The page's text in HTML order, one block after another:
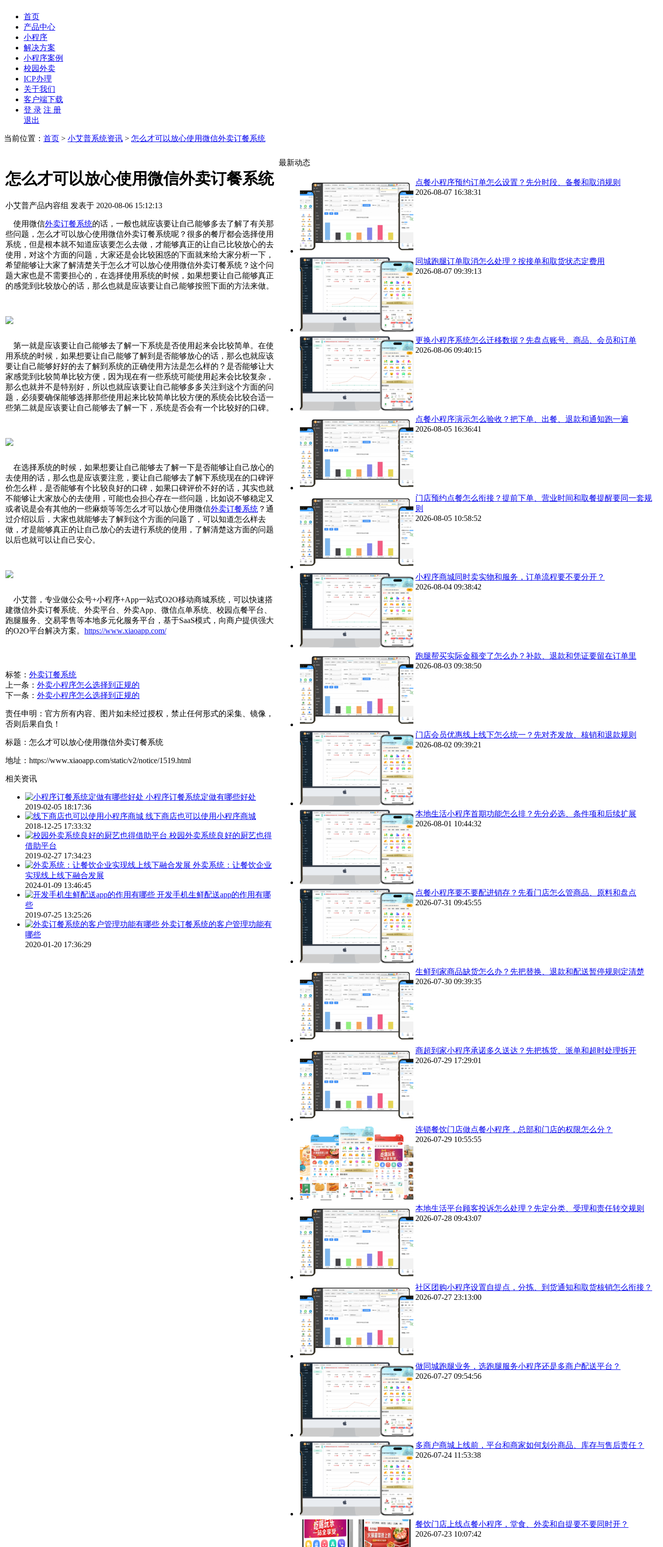
首页
产品中心
小程序
解决方案
小程序案例
校园外卖
ICP办理
关于我们
客户端下载
登 录 注 册
退出
当前位置： 首页 > 小艾普系统资讯 > 怎么才可以放心使用微信外卖订餐系统
怎么才可以放心使用微信外卖订餐系统
小艾普产品内容组 发表于 2020-08-06 15:12:13
使用微信外卖订餐系统的话，一般也就应该要让自己能够多去了解了有关那
些问题，怎么才可以放心使用微信外卖订餐系统呢？很多的餐厅都会选择使用
系统，但是根本就不知道应该要怎么去做，才能够真正的让自己比较放心的去
使用，对这个方面的问题，大家还是会比较困惑的下面就来给大家分析一下，
希望能够让大家了解清楚关于怎么才可以放心使用微信外卖订餐系统？这个问
题大家也是不需要担心的，在选择使用系统的时候，如果想要让自己能够真正
的感觉到比较放心的话，那么也就是应该要让自己能够按照下面的方法来做。
第一就是应该要让自己能够去了解一下系统是否使用起来会比较简单。在使
用系统的时候，如果想要让自己能够了解到是否能够放心的话，那么也就应该
要让自己能够好好的去了解到系统的正确使用方法是怎么样的？是否能够让大
家感觉到比较简单比较方便，因为现在有一些系统可能使用起来会比较复杂，
那么也就并不是特别好，所以也就应该要让自己能够多多关注到这个方面的问
题，必须要确保能够选择那些使用起来比较简单比较方便的系统会比较合适一
些第二就是应该要让自己能够去了解一下，系统是否会有一个比较好的口碑。
在选择系统的时候，如果想要让自己能够去了解一下是否能够让自己放心的
去使用的话，那么也是应该要注意，要让自己能够去了解下系统现在的口碑评
价怎么样，是否能够有个比较良好的口碑，如果口碑评价不好的话，其实也就
不能够让大家放心的去使用，可能也会担心存在一些问题，比如说不够稳定又
或者说是会有其他的一些麻烦等等怎么才可以放心使用微信外卖订餐系统 ？通
过介绍以后，大家也就能够去了解到这个方面的问题了，可以知道怎么样去
做，才是能够真正的让自己放心的去进行系统的使用，了解清楚这方面的问题
以后也就可以让自己安心。
小艾普，专业做公众号+小程序+App一站式O2O移动商城系统，可以快速搭
建微信外卖订餐系统、外卖平台、外卖App、微信点单系统、校园点餐平台、
跑腿服务、交易零售等本地多元化服务平台，基于SaaS模式，向商户提供强大
的O2O平台解决方案。 https://www.xiaoapp.com/
标签： 外卖订餐系统
上一条： 外卖小程序怎么选择到正规的
下一条： 外卖小程序怎么选择到正规的
责任申明：官方所有内容、图片如未经过授权，禁止任何形式的采集、镜像，
否则后果自负！
标题：怎么才可以放心使用微信外卖订餐系统
地址：https://www.xiaoapp.com/static/v2/notice/1519.html
相关资讯
小程序订餐系统定做有哪些好处
2019-02-05 18:17:36
线下商店也可以使用小程序商城
2018-12-25 17:33:32
校园外卖系统良好的厨艺也得
借助平台
2019-02-27 17:34:23
外卖系统：让餐饮企业
实现线上线下融合发展
2024-01-09 13:46:45
开发手机生鲜配送app的作用有哪
些
2019-07-25 13:25:26
外卖订餐系统的客户管理功能有
哪些
2020-01-20 17:36:29
最新动态
点餐小程序预约订单怎么设置？先分时段、备餐和取消规则
2026-08-07 16:38:31
同城跑腿订单取消怎么处理？按接单和取货状态定费用
2026-08-07 09:39:13
更换小程序系统怎么迁移数据？先盘点账号、商品、会员和订单
2026-08-06 09:40:15
点餐小程序演示怎么验收？把下单、出餐、退款和通知跑一遍
2026-08-05 16:36:41
门店预约点餐怎么衔接？提前下单、营业时间和取餐提醒要同一套规
则
2026-08-05 10:58:52
小程序商城同时卖实物和服务，订单流程要不要分开？
2026-08-04 09:38:42
跑腿帮买实际金额变了怎么办？补款、退款和凭证要留在订单里
2026-08-03 09:38:50
门店会员优惠线上线下怎么统一？先对齐发放、核销和退款规则
2026-08-02 09:39:21
本地生活小程序首期功能怎么排？先分必选、条件项和后续扩展
2026-08-01 10:44:32
点餐小程序要不要配进销存？先看门店怎么管商品、原料和盘点
2026-07-31 09:45:55
生鲜到家商品缺货怎么办？先把替换、退款和配送暂停规则定清楚
2026-07-30 09:39:35
商超到家小程序承诺多久送达？先把拣货、派单和超时处理拆开
2026-07-29 17:29:01
连锁餐饮门店做点餐小程序，总部和门店的权限怎么分？
2026-07-29 10:55:55
本地生活平台顾客投诉怎么处理？先定分类、受理和责任转交规则
2026-07-28 09:43:07
社区团购小程序设置自提点，分拣、到货通知和取货核销怎么衔接？
2026-07-27 23:13:00
做同城跑腿业务，选跑腿服务小程序还是多商户配送平台？
2026-07-27 09:54:56
多商户商城上线前，平台和商家如何划分商品、库存与售后责任？
2026-07-24 11:53:38
餐饮门店上线点餐小程序，堂食、外卖和自提要不要同时开？
2026-07-23 10:07:42